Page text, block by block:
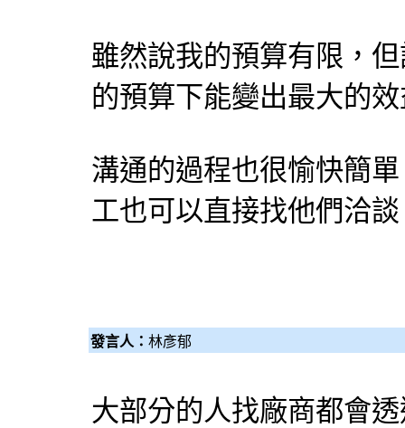
雖然說我的預算有限，
的預算下能變出最大的
溝通的過程也很愉快簡
工也可以直接找他們洽談
發言人： 林彥郁
大部分的人找廠商都會